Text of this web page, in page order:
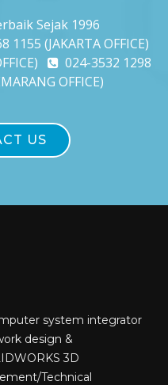
Sejak 1996
(JAKARTA OFFICE)
024-3532 1298
OFFICE)
US
system integrator
design &
3D
Technical